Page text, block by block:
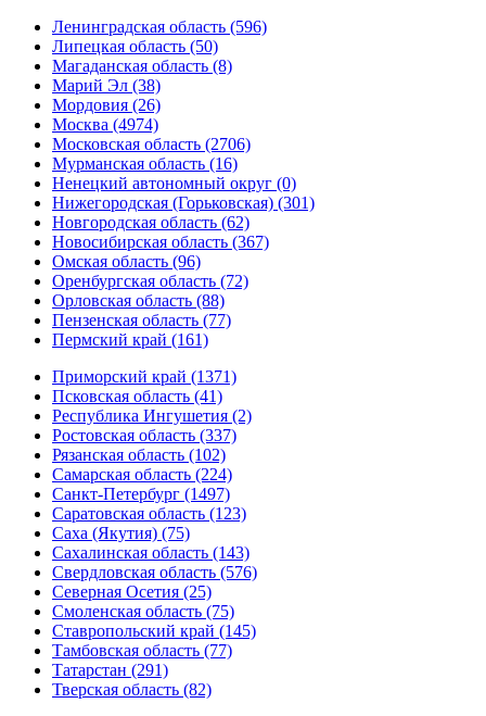
Ленинградская область (596)
Липецкая область (50)
Магаданская область (8)
Марий Эл (38)
Мордовия (26)
Москва (4974)
Московская область (2706)
Мурманская область (16)
Ненецкий автономный округ (0)
Нижегородская (Горьковская) (301)
Новгородская область (62)
Новосибирская область (367)
Омская область (96)
Оренбургская область (72)
Орловская область (88)
Пензенская область (77)
Пермский край (161)
Приморский край (1371)
Псковская область (41)
Республика Ингушетия (2)
Ростовская область (337)
Рязанская область (102)
Самарская область (224)
Санкт-Петербург (1497)
Саратовская область (123)
Саха (Якутия) (75)
Сахалинская область (143)
Свердловская область (576)
Северная Осетия (25)
Смоленская область (75)
Ставропольский край (145)
Тамбовская область (77)
Татарстан (291)
Тверская область (82)